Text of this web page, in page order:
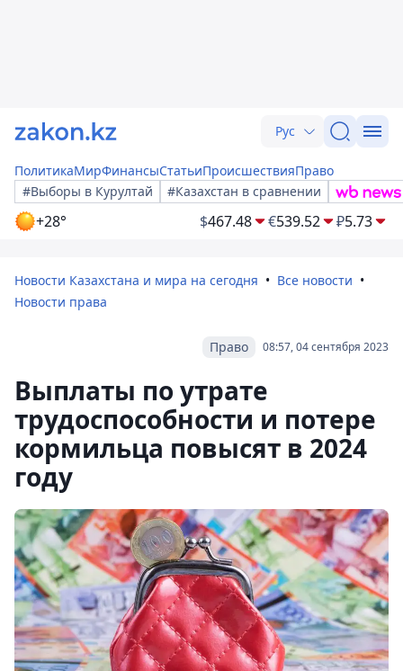
Рус
ПолитикаМирФинансыСтатьиПроисшествияПраво
#Выборы в Курултай
#Казахстан в сравнении
+28° $467.48 €539.52 ₽5.73
Новости Казахстана и мира на сегодня
Все новости
Новости права
08:57, 04 сентября 2023
Право
Выплаты по утрате
трудоспособности и потере
кормильца повысят в 2024
году